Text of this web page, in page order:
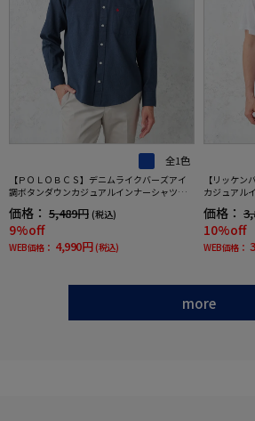
全1色
【ＰＯＬＯＢＣＳ】デニムライクバーズアイ
調ボタンダウンカジュアルインナーシャツ長
価格： 5,489円 (税込)
9%off
WEB価格： 4,990円 (税込)
【リッケ
カジュアル
価格：
10%off
WEB価格：
more